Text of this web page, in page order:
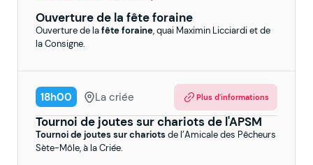
Ouverture de la fête foraine
Ouverture de lafête foraine, quai Maximin Licciardi et de
la Consigne.
18h00 La criée Plus d'informations
Tournoi de joutes sur chariots de l'APSM
Tournoi de joutes sur chariotsde l’Amicale des Pêcheurs
Sète-Môle, à la Criée.